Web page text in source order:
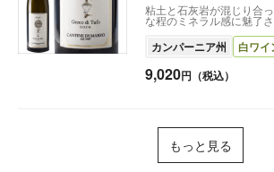
粘土と石灰岩が混じり合
な程のミネラル感に魅了
カンパーニア州 白ワイ
9,020円（税込）
もっと見る